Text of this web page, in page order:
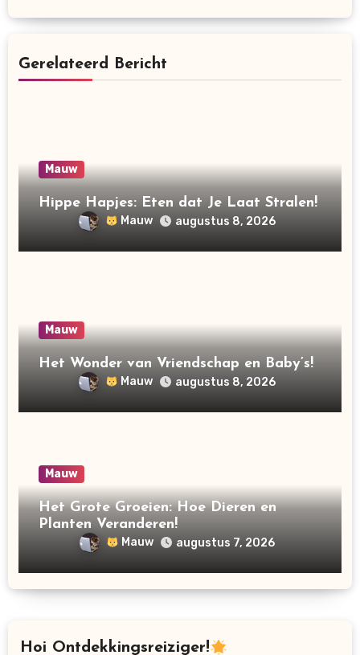
Gerelateerd Bericht
Mauw
Hippe Hapjes: Eten dat Je Laat Stralen!
Mauw augustus 8, 2026
Mauw
Het Wonder van Vriendschap en Baby’s!
Mauw augustus 8, 2026
Mauw
Het Grote Groeien: Hoe Dieren en
Planten Veranderen!
Mauw augustus 7, 2026
Hoi Ontdekkingsreiziger!